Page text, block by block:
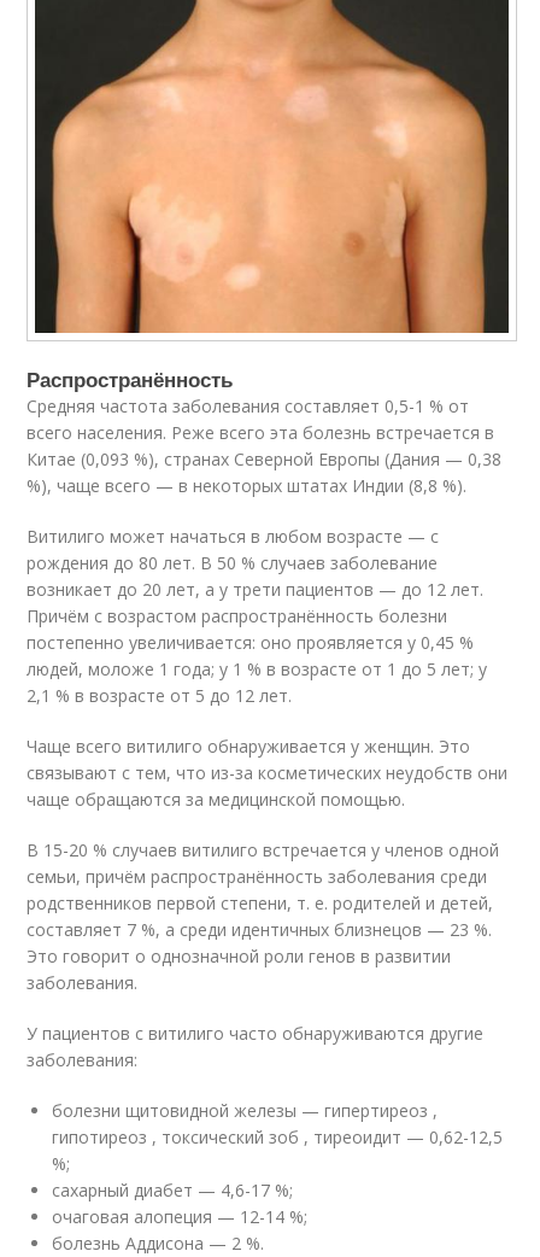
Распространённость
Средняя частота заболевания составляет 0,5-1 % от
всего населения. Реже всего эта болезнь встречается в
Китае (0,093 %), странах Северной Европы (Дания — 0,38
%), чаще всего — в некоторых штатах Индии (8,8 %).
Витилиго может начаться в любом возрасте — с
рождения до 80 лет. В 50 % случаев заболевание
возникает до 20 лет, а у трети пациентов — до 12 лет.
Причём с возрастом распространённость болезни
постепенно увеличивается: оно проявляется у 0,45 %
людей, моложе 1 года; у 1 % в возрасте от 1 до 5 лет; у
2,1 % в возрасте от 5 до 12 лет.
Чаще всего витилиго обнаруживается у женщин. Это
связывают с тем, что из-за косметических неудобств они
чаще обращаются за медицинской помощью.
В 15-20 % случаев витилиго встречается у членов одной
семьи, причём распространённость заболевания среди
родственников первой степени, т. е. родителей и детей,
составляет 7 %, а среди идентичных близнецов — 23 %.
Это говорит о однозначной роли генов в развитии
заболевания.
У пациентов с витилиго часто обнаруживаются другие
заболевания:
болезни щитовидной железы — гипертиреоз ,
гипотиреоз , токсический зоб , тиреоидит — 0,62-12,5
%;
сахарный диабет — 4,6-17 %;
очаговая алопеция — 12-14 %;
болезнь Аддисона — 2 %.